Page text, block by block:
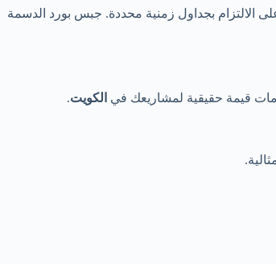
الالتزام بجداول زمنية محددة. جبس بورد الدسمة
قيمة حقيقية لمشاريعك في الكويت.